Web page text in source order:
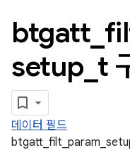
btgatt
setup t
데이터 필드